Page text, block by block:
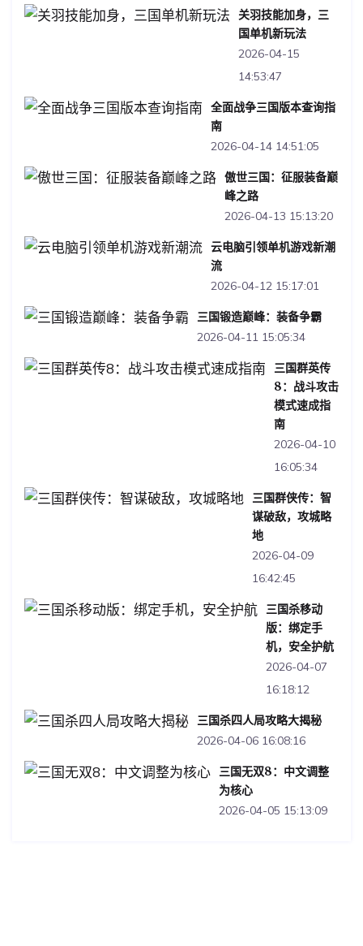
关羽技能加身，三
国单机新玩法
2026-04-15
14:53:47
全面战争三国版本查询指
南
2026-04-14 14:51:05
傲世三国：征服装备巅
峰之路
2026-04-13 15:13:20
云电脑引领单机游戏新潮
流
2026-04-12 15:17:01
三国锻造巅峰：装备争霸
2026-04-11 15:05:34
三国群英传
8：战斗攻击
模式速成指
南
2026-04-10
16:05:34
三国群侠传：智
谋破敌，攻城略
地
2026-04-09
16:42:45
三国杀移动
版：绑定手
机，安全护航
2026-04-07
16:18:12
三国杀四人局攻略大揭秘
2026-04-06 16:08:16
三国无双8：中文调整
为核心
2026-04-05 15:13:09